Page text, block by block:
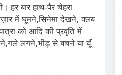
हर बार हाथ-पैर चेहरा
में घूमने,सिनेमा देखने, क्लब
को आदि की प्रवृति में
लगने,भीड़ से बचने या यूँ